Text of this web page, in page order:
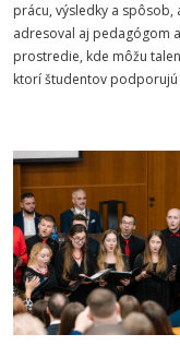
prácu, výsledky a spôsob,
adresoval aj pedagógom
prostredie, kde môžu
ktorí študentov